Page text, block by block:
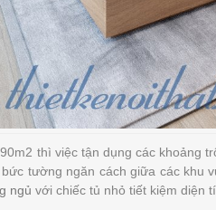
thì việc tận dụng các khoảng
tường ngăn cách giữa các khu
ngủ với chiếc tủ nhỏ tiết kiệm diện